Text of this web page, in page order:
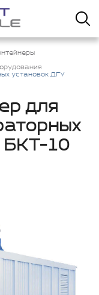
установок ДГУ
для
БКТ-10